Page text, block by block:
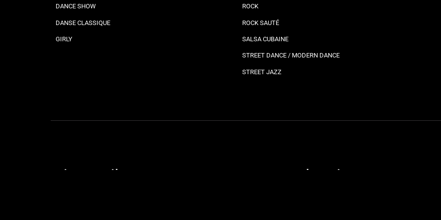
DANCE SHOW
DANSE CLASSIQUE
GIRLY
ROCK
ROCK SAUTÉ
SALSA CUBAINE
STREET DANCE / MODERN DANCE
STREET JAZZ
Liens utiles Plannings